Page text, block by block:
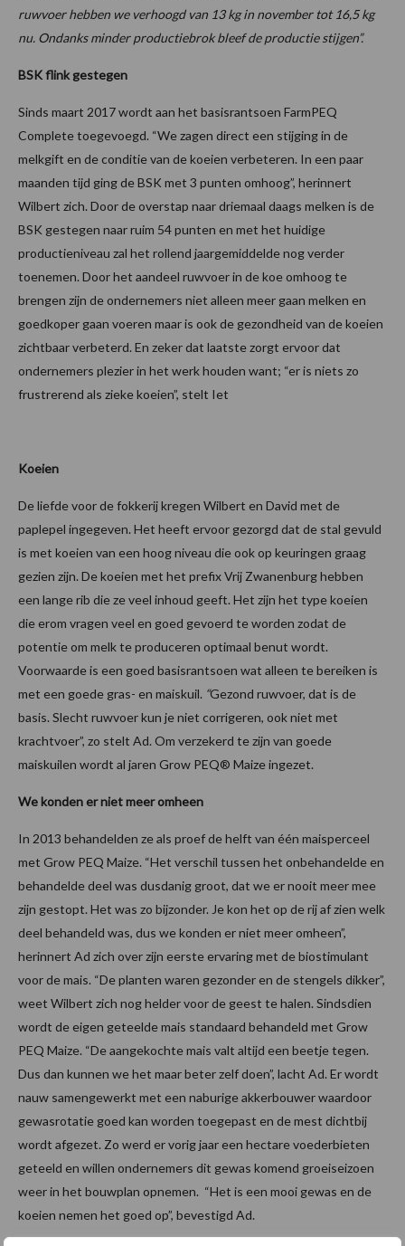
ruwvoer hebben we verhoogd van 13 kg in november tot 16,5 kg
nu. Ondanks minder productiebrok bleef de productie stijgen”.
BSK flink gestegen
Sinds maart 2017 wordt aan het basisrantsoen FarmPEQ
Complete toegevoegd. “We zagen direct een stijging in de
melkgift en de conditie van de koeien verbeteren. In een paar
maanden tijd ging de BSK met 3 punten omhoog”, herinnert
Wilbert zich. Door de overstap naar driemaal daags melken is de
BSK gestegen naar ruim 54 punten en met het huidige
productieniveau zal het rollend jaargemiddelde nog verder
toenemen. Door het aandeel ruwvoer in de koe omhoog te
brengen zijn de ondernemers niet alleen meer gaan melken en
goedkoper gaan voeren maar is ook de gezondheid van de koeien
zichtbaar verbeterd. En zeker dat laatste zorgt ervoor dat
ondernemers plezier in het werk houden want; “er is niets zo
frustrerend als zieke koeien”, stelt Iet
Koeien
De liefde voor de fokkerij kregen Wilbert en David met de
paplepel ingegeven. Het heeft ervoor gezorgd dat de stal gevuld
is met koeien van een hoog niveau die ook op keuringen graag
gezien zijn. De koeien met het prefix Vrij Zwanenburg hebben
een lange rib die ze veel inhoud geeft. Het zijn het type koeien
die erom vragen veel en goed gevoerd te worden zodat de
potentie om melk te produceren optimaal benut wordt.
Voorwaarde is een goed basisrantsoen wat alleen te bereiken is
met een goede gras- en maiskuil. “Gezond ruwvoer, dat is de
basis. Slecht ruwvoer kun je niet corrigeren, ook niet met
krachtvoer”, zo stelt Ad. Om verzekerd te zijn van goede
maiskuilen wordt al jaren Grow PEQ® Maize ingezet.
We konden er niet meer omheen
In 2013 behandelden ze als proef de helft van één maisperceel
met Grow PEQ Maize. “Het verschil tussen het onbehandelde en
behandelde deel was dusdanig groot, dat we er nooit meer mee
zijn gestopt. Het was zo bijzonder. Je kon het op de rij af zien welk
deel behandeld was, dus we konden er niet meer omheen”,
herinnert Ad zich over zijn eerste ervaring met de biostimulant
voor de mais. “De planten waren gezonder en de stengels dikker”,
weet Wilbert zich nog helder voor de geest te halen. Sindsdien
wordt de eigen geteelde mais standaard behandeld met Grow
PEQ Maize. “De aangekochte mais valt altijd een beetje tegen.
Dus dan kunnen we het maar beter zelf doen”, lacht Ad. Er wordt
nauw samengewerkt met een naburige akkerbouwer waardoor
gewasrotatie goed kan worden toegepast en de mest dichtbij
wordt afgezet. Zo werd er vorig jaar een hectare voederbieten
geteeld en willen ondernemers dit gewas komend groeiseizoen
weer in het bouwplan opnemen. “Het is een mooi gewas en de
koeien nemen het goed op”, bevestigd Ad.